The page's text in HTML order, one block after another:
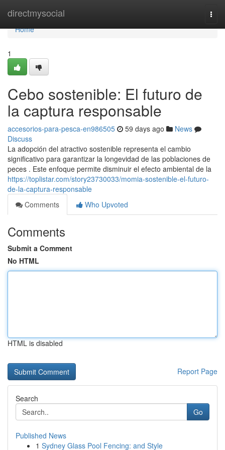
directmysocial
Home
Home
1
Cebo sostenible: El futuro de
la captura responsable
accesorios-para-pesca-en986505 59 days ago
News
Discuss
La adopción del atractivo sostenible representa el cambio
significativo para garantizar la longevidad de las poblaciones de
peces . Este enfoque permite disminuir el efecto ambiental de la
https://toplistar.com/story23730033/momia-sostenible-el-futuro-
de-la-captura-responsable
Comments
Who Upvoted
Comments
Submit a Comment
No HTML
HTML is disabled
Report Page
Search
Go
Published News
1 Sydney Glass Pool Fencing: and Style